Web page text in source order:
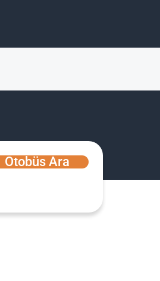
Otobüs Ara